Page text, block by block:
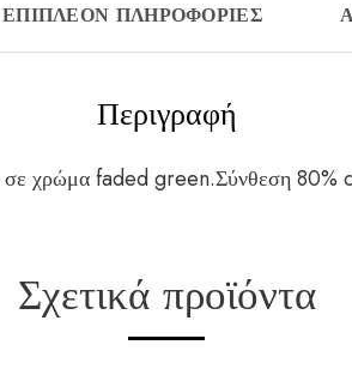
ΕΠΙΠΛΈΟΝ ΠΛΗΡΟΦΟΡΊΕΣ
Περιγραφή
σε χρώμα faded green.Σύνθεση
Σχετικά προϊόντα